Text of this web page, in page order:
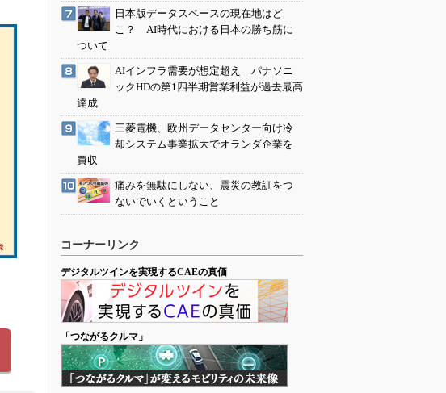
日本版データスペースの現在地はど
こ？ AI時代における日本の勝ち筋に
ついて
AIインフラ需要が想定超え パナソニ
ックHDの第1四半期営業利益が過去最高
達成
三菱電機、欧州データセンター向け冷
却システム事業拡大でオランダ企業を
買収
痛みを無駄にしない、震災の教訓をつ
ないでいくということ
コーナーリンク
デジタルツインを実現するCAEの真価
「つながるクルマ」